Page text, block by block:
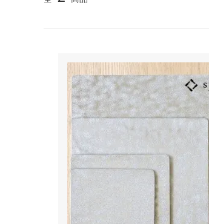
関野亮 / 関野ゆうこ
mamelon